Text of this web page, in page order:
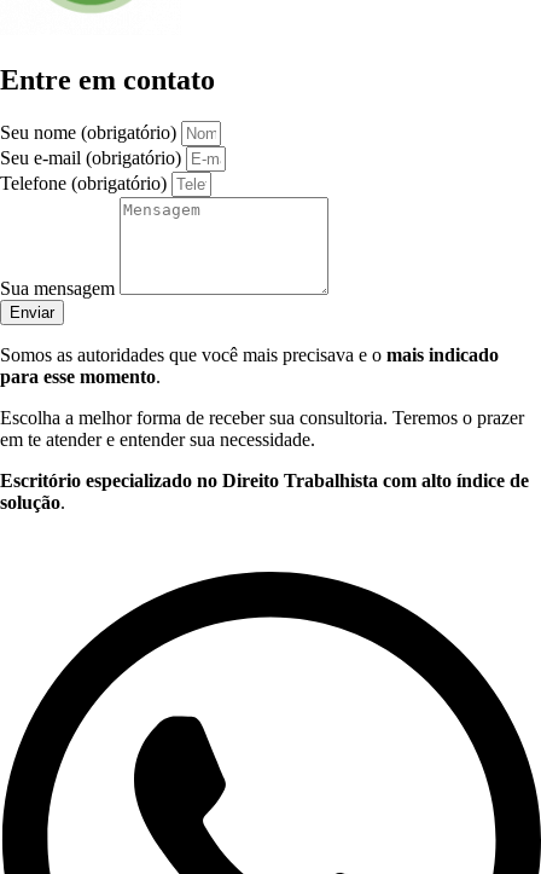
Entre em contato
Seu nome (obrigatório)
Seu e-mail (obrigatório)
Telefone (obrigatório)
Sua mensagem
Enviar
Somos as autoridades que você mais precisava e o mais indicado
para esse momento.
Escolha a melhor forma de receber sua consultoria. Teremos o prazer
em te atender e entender sua necessidade.
Escritório especializado no Direito Trabalhista com alto índice de
solução.